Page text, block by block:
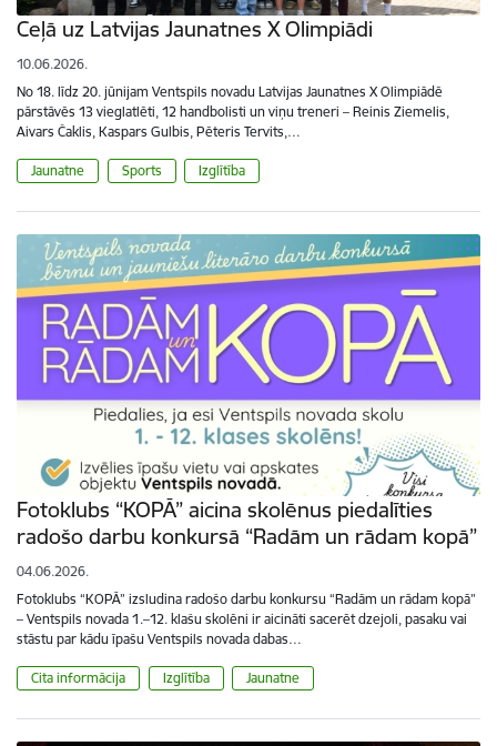
Ceļā uz Latvijas Jaunatnes X Olimpiādi
10.06.2026.
No 18. līdz 20. jūnijam Ventspils novadu Latvijas Jaunatnes X Olimpiādē
pārstāvēs 13 vieglatlēti, 12 handbolisti un viņu treneri – Reinis Ziemelis,
Aivars Čaklis, Kaspars Gulbis, Pēteris Tervits,…
Jaunatne Sports Izglītība
Fotoklubs “KOPĀ” aicina skolēnus piedalīties
radošo darbu konkursā “Radām un rādam kopā”
04.06.2026.
Fotoklubs “KOPĀ” izsludina radošo darbu konkursu “Radām un rādam kopā”
– Ventspils novada 1.–12. klašu skolēni ir aicināti sacerēt dzejoli, pasaku vai
stāstu par kādu īpašu Ventspils novada dabas…
Cita informācija Izglītība Jaunatne